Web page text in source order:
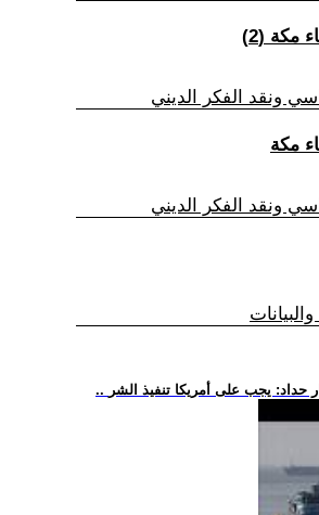
ونقد الفكر الديني
ونقد الفكر الديني
حداد: يجب على أمريكا تنفيذ الشر